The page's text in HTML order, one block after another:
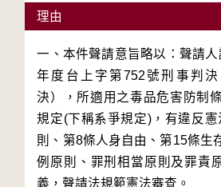
理由
一、本件聲請意旨略以：聲請
年度台上字第752號刑事判決
決），所適用之毒品危害防制
規定(下稱系爭規定)，有違反憲
則、第8條人身自由、第15條生
例原則、罪刑相當原則及罪責